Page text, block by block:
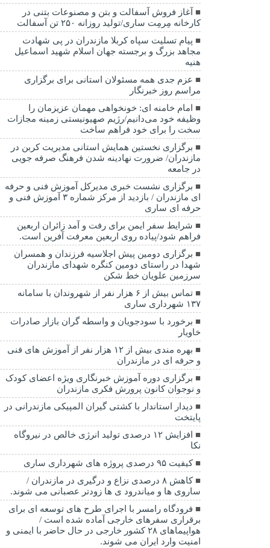
آغاز فروش آسفالت و بتن و مصنوعات بتنی در
کارخانه مِرمِت ساری/تولید روزانه ۲۵۰ تن آسفالت
پیام تسلیت سپاه کربلا مازندران در پی شهادت
مجاهد بزرگ و برجسته جهان اسلام شهید اسماعیل
هنیه
عزم جدی همه مسئولان استانی برای برگزاری
مراسم روز خبرنگار
امام خامنه ای: خونخواهی مهمان عزیزمان را
وظیفه خود می‌دانیم/رژیم صهیونیستی زمینه مجازات
سخت را برای خود فراهم ساخت
برگزاری نخستین همایش استانی مدیریت کربن در
مازندران/ ضرورت نهادینه شدن فرهنگ صرفه جویی
در جامعه
برگزاری نشست خبری مدیرکل آموزش فنی و حرفه
ای مازندران / بازدید از مرکز شماره ۳ آموزش فنی و
حرفه ای ساری
شرایط سفر ایمن برای رفت و آمد زائران اربعین
فراهم شود/پیاده روی اربعین معرفت آفرین است.
برگزاری دومین پیش اجلاسیه فرزندان و همسران
شهدا در راستای دومین کنگره شهدای مازندران
سرزمین علویان خط شکن
تماس بیش از ۶ هزار نفر از شهروندان با سامانه
۱۳۷ شهرداری ساری
برخورد با سودجویان و واسطه گران بازار صادرات
خاویار
بهره مندی بیش از ۱۲ هزار نفر از آموزش های فنی
و حرفه ای در مازندران
برگزاری دوره آموزش خبرنگاری ویژه اعضای کودک
و نوجوان کانون پرورش فکری مازندران
دیدار استاندار با کشتی گیران المپیکی مازندرانی در
پایتخت
افزایش ۱۲ درصدی تولید انرژی خالص در نیروگاه
نکا
کیفیت ۹۵ درصدی پروژه های شهرداری ساری
کاهش ۸ درصدی نزاع و درگیری در مازندران /
ساروی ها و میاندرود ی ها زودتر عصبانی می شوند.
فرودگاه رامسر با اجرای طرح های توسعه ای برای
برقراری سفرهای خارجی آماده شده است /
هواپیماهای ۲۸ کشور خارجی در حال حاضر با ایمنی و
امنیت وارد ایران می شوند.